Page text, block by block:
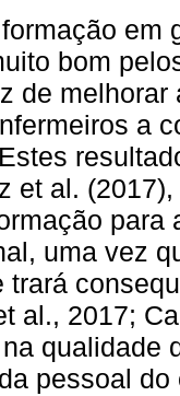
em
bom
de
a
et al.
uma vez
trará
al., 2017;
qualidade
pessoal do